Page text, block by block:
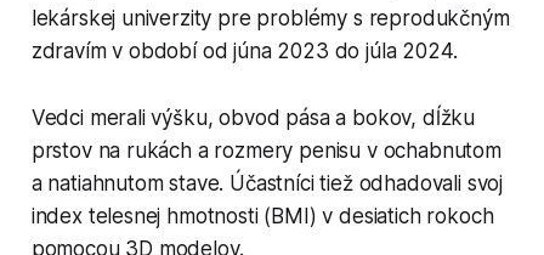
lekárskej univerzity pre problémy s reprodukčným
zdravím v období od júna 2023 do júla 2024.
Vedci merali výšku, obvod pása a bokov, dĺžku
prstov na rukách a rozmery penisu v ochabnutom
a natiahnutom stave. Účastníci tiež odhadovali svoj
index telesnej hmotnosti (BMI) v desiatich rokoch
pomocou 3D modelov.